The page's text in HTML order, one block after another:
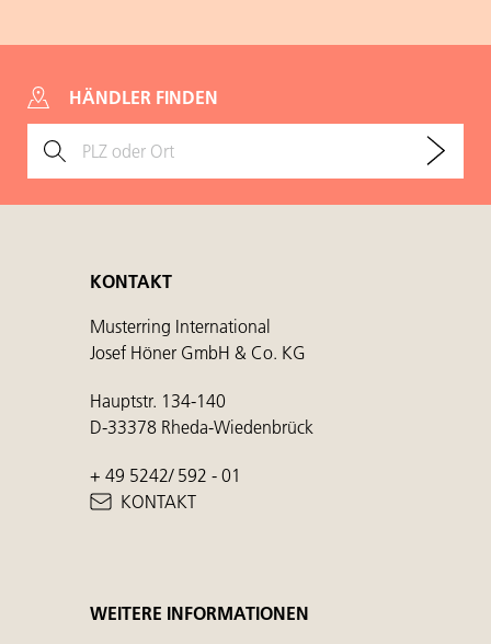
HÄNDLER FINDEN
KONTAKT
Musterring International
Josef Höner GmbH & Co. KG
Hauptstr. 134-140
D-33378 Rheda-Wiedenbrück
+ 49 5242/ 592 - 01
KONTAKT
WEITERE INFORMATIONEN